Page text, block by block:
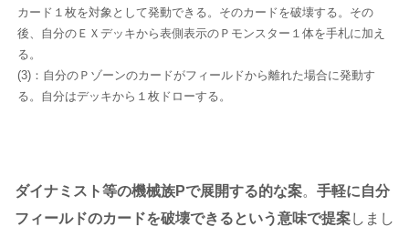
カード１枚を対象として発動できる。そのカードを破壊する。その
後、自分のＥＸデッキから表側表示のＰモンスター１体を手札に加え
る。
(3)：自分のＰゾーンのカードがフィールドから離れた場合に発動す
る。自分はデッキから１枚ドローする。
ダイナミスト等の機械族Pで展開する的な案。 手軽に自分
フィールドのカードを破壊できるという意味で提案しまし